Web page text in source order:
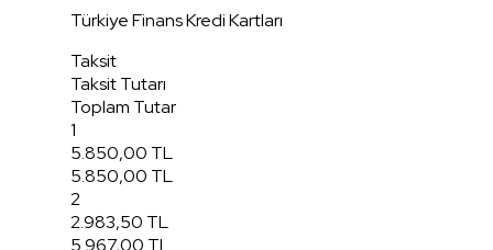
Türkiye Finans Kredi Kartları
Taksit
Taksit Tutarı
Toplam Tutar
1
5.850,00 TL
5.850,00 TL
2
2.983,50 TL
5.967,00 TL